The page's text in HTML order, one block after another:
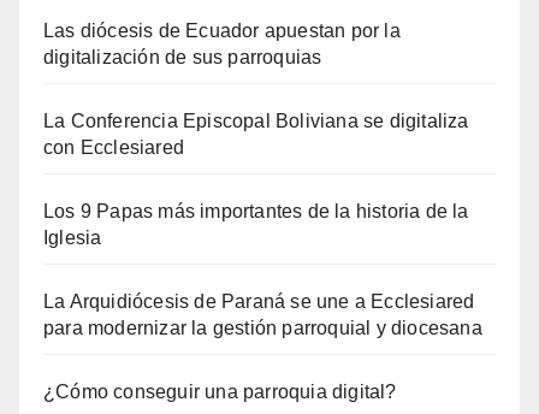
Las diócesis de Ecuador apuestan por la
digitalización de sus parroquias
La Conferencia Episcopal Boliviana se digitaliza
con Ecclesiared
Los 9 Papas más importantes de la historia de la
Iglesia
La Arquidiócesis de Paraná se une a Ecclesiared
para modernizar la gestión parroquial y diocesana
¿Cómo conseguir una parroquia digital?